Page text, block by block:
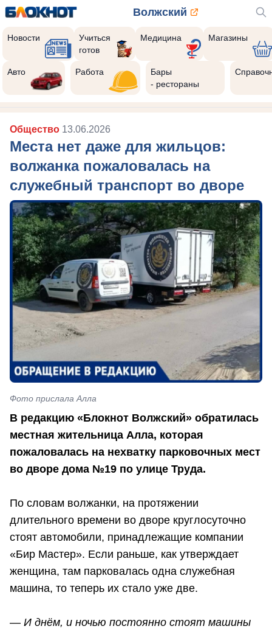
Волжский
Новости
Учиться
готов
Медицина Магазины
Авто Работа
Бары
- рестораны
Общество 13.06.2026
Места нет даже для жильцов:
волжанка пожаловалась на
служебный транспорт во дворе
Фото прислала Алла
В редакцию «Блокнот Волжский» обратилась
местная жительница Алла, которая
пожаловалась на нехватку парковочных мест
во дворе дома №19 по улице Труда.
По словам волжанки, на протяжении
длительного времени во дворе круглосуточно
стоят автомобили, принадлежащие компании
«Бир Мастер». Если раньше, как утверждает
женщина, там парковалась одна служебная
машина, то теперь их стало уже две.
— И днём, и ночью постоянно стоят машины